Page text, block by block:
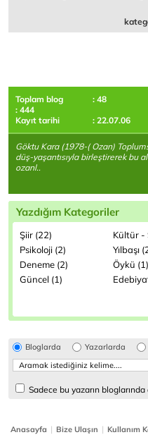
Toplam blog
: 48
: 444
Kayıt tarihi
: 22.07.06
Göktu Kara (1978-( Ozan)
düş-yaşantısıyla birleştirerek bu
ozanl..
Yazdığım Kategoriler
Şiir (22)
Kültür -
Psikoloji (2)
Yılbaşı
Deneme (2)
Öykü (1)
Güncel (1)
Bloglarda Yazarlarda
Sadece bu yazarın bloglarında
Anasayfa | Bize Ulaşın | Kullanım